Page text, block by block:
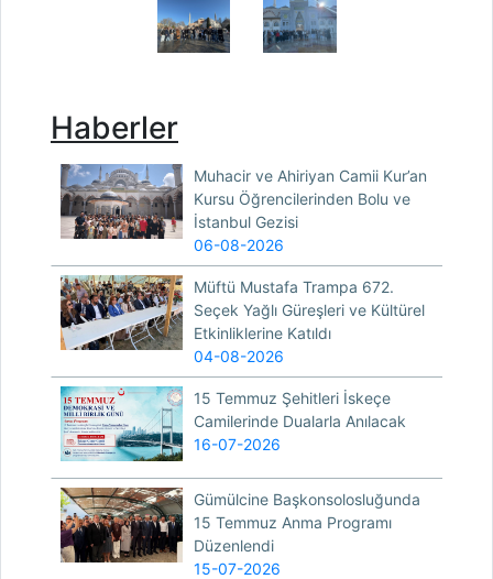
Haberler
Muhacir ve Ahiriyan Camii Kur’an
Kursu Öğrencilerinden Bolu ve
İstanbul Gezisi
06-08-2026
Müftü Mustafa Trampa 672.
Seçek Yağlı Güreşleri ve Kültürel
Etkinliklerine Katıldı
04-08-2026
15 Temmuz Şehitleri İskeçe
Camilerinde Dualarla Anılacak
16-07-2026
Gümülcine Başkonsolosluğunda
15 Temmuz Anma Programı
Düzenlendi
15-07-2026